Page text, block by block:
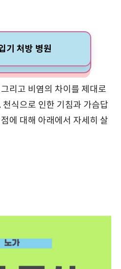
기 처방 병원
리고 비염의 차이를 제대로
식으로 인한 기침과 가슴답
에 대해 아래에서 자세히 살